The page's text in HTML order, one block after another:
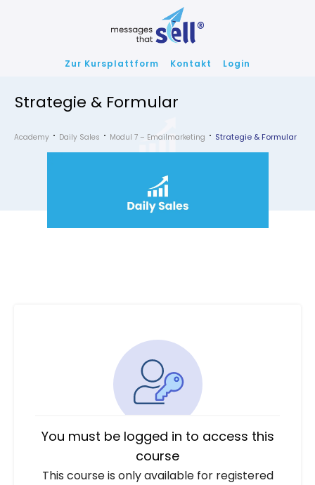
Zur Kursplattform Kontakt Login
Strategie & Formular
Academy Daily Sales Modul 7 – Emailmarketing Strategie & Formular
You must be logged in to access this
course
This course is only available for registered